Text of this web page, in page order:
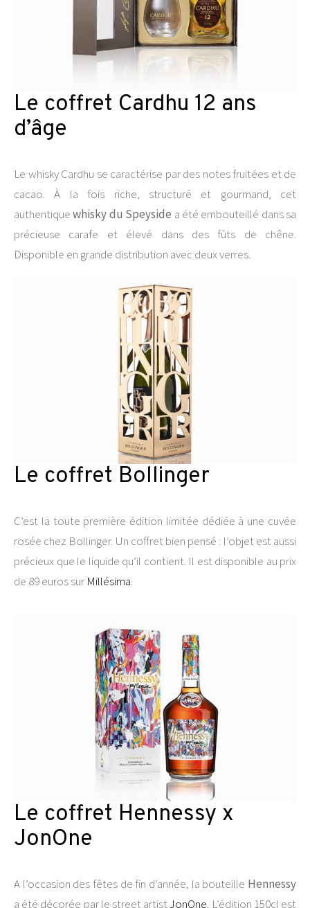
Le coffret Cardhu 12 ans
d’âge
Le whisky Cardhu se caractérise par des notes fruitées et de
cacao. À la fois riche, structuré et gourmand, cet
authentiquewhisky du Speyside a été embouteillé dans sa
précieuse carafe et élevé dans des fûts de chêne.
Disponible en grande distribution avec deux verres.
Le coffret Bollinger
C’est la toute première édition limitée dédiée à une cuvée
rosée chez Bollinger. Un coffret bien pensé : l’objet est aussi
précieux que le liquide qu’il contient. Il est disponible au prix
de 89 euros sur Millésima.
Le coffret Hennessy x
JonOne
A l’occasion des fêtes de fin d’année, la bouteille Hennessy
a été décorée par le street artistJonOne. L’édition 150cl est